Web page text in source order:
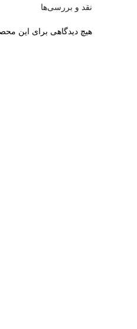
نقد و بررسی‌ها
هیچ دیدگاهی برای این